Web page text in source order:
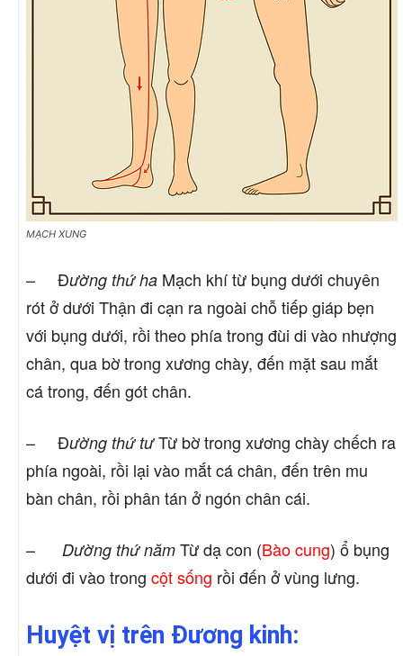
MẠCH XUNG
– Đường thứ ha Mạch khí từ bụng dưới chuyên
rót ở dưới Thận đi cạn ra ngoài chỗ tiếp giáp bẹn
với bụng dưới, rồi theo phía trong đùi di vào nhượng
chân, qua bờ trong xương chày, đến mặt sau mắt
cá trong, đến gót chân.
– Đường thứ tưTừ bờ trong xương chày chếch ra
phía ngoài, rồi lại vào mắt cá chân, đến trên mu
bàn chân, rồi phân tán ở ngón chân cái.
– Dường thứ năm Từ dạ con (Bào cung) ổ bụng
dưới đi vào trong cột sống rồi đến ở vùng lưng.
Huyệt vị trên Đương kinh: